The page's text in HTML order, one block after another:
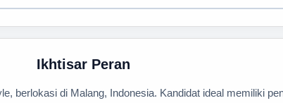
Ikhtisar Peran
berlokasi di Malang, Indonesia. Kandidat ideal memiliki